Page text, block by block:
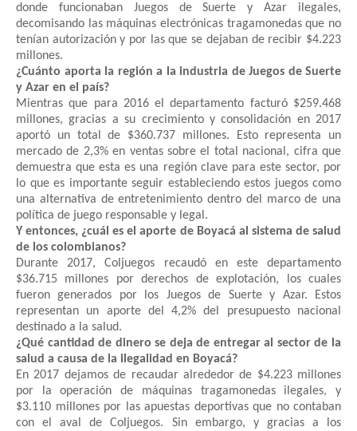
donde funcionaban Juegos de Suerte y Azar ilegales,
decomisando las máquinas electrónicas tragamonedas que no
tenían autorización y por las que se dejaban de recibir $4.223
millones.
¿Cuánto aporta la región a la industria de Juegos de Suerte
y Azar en el país?
Mientras que para 2016 el departamento facturó $259.468
millones, gracias a su crecimiento y consolidación en 2017
aportó un total de $360.737 millones. Esto representa un
mercado de 2,3% en ventas sobre el total nacional, cifra que
demuestra que esta es una región clave para este sector, por
lo que es importante seguir estableciendo estos juegos como
una alternativa de entretenimiento dentro del marco de una
política de juego responsable y legal.
Y entonces, ¿cuál es el aporte de Boyacá al sistema de salud
de los colombianos?
Durante 2017, Coljuegos recaudó en este departamento
$36.715 millones por derechos de explotación, los cuales
fueron generados por los Juegos de Suerte y Azar. Estos
representan un aporte del 4,2% del presupuesto nacional
destinado a la salud.
¿Qué cantidad de dinero se deja de entregar al sector de la
salud a causa de la ilegalidad en Boyacá?
En 2017 dejamos de recaudar alrededor de $4.223 millones
por la operación de máquinas tragamonedas ilegales, y
$3.110 millones por las apuestas deportivas que no contaban
con el aval de Coljuegos. Sin embargo, y gracias a los